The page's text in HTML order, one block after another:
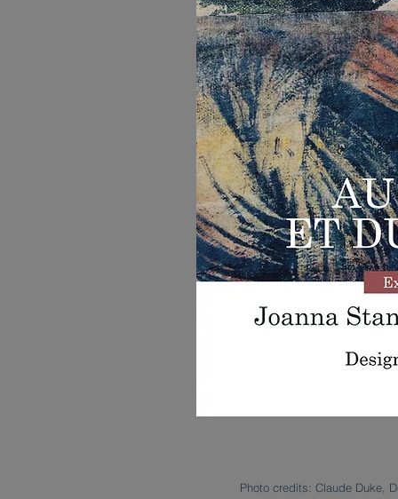
Photo credits: Claude Duke,